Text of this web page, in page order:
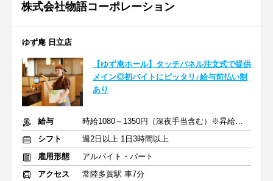
株式会社物語コーポレーション
ゆず庵 日立店
【ゆず庵ホール】タッチパネル注文式で提供
メイン◎初バイトにピッタリ♪給与前払い制
あり
給与
時給1080～1350円（深夜手当含む）※昇給は随時あり
シフト
週2日以上 1日3時間以上
雇用形態
アルバイト・パート
アクセス
常陸多賀駅 車7分